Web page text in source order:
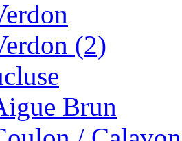
(2)
Brun